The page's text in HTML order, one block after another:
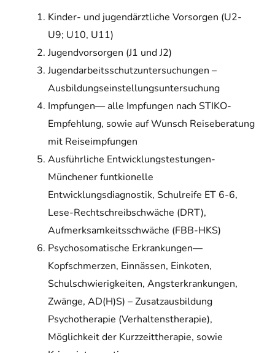
Kinder- und jugendärztliche Vorsorgen (U2-
U9; U10, U11)
Jugendvorsorgen (J1 und J2)
Jugendarbeitsschutzuntersuchungen –
Ausbildungseinstellungsuntersuchung
Impfungen— alle Impfungen nach STIKO-
Empfehlung, sowie auf Wunsch Reiseberatung
mit Reiseimpfungen
Ausführliche Entwicklungstestungen-
Münchener funtkionelle
Entwicklungsdiagnostik, Schulreife ET 6-6,
Lese-Rechtschreibschwäche (DRT),
Aufmerksamkeitsschwäche (FBB-HKS)
Psychosomatische Erkrankungen—
Kopfschmerzen, Einnässen, Einkoten,
Schulschwierigkeiten, Angsterkrankungen,
Zwänge, AD(H)S) – Zusatzausbildung
Psychotherapie (Verhaltenstherapie),
Möglichkeit der Kurzzeittherapie, sowie